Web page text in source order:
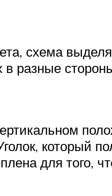
схема
в разные
который
для того,